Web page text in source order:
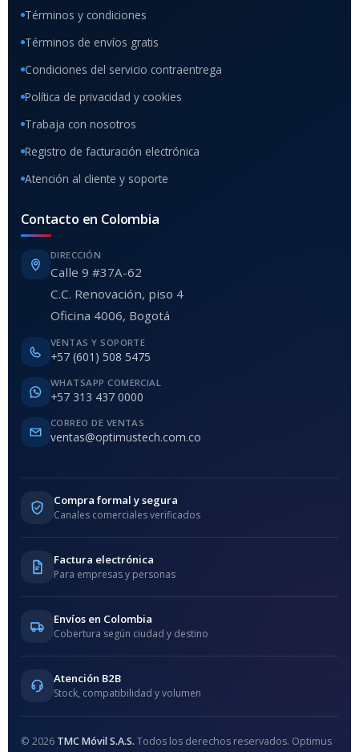
Términos y condiciones
Términos de envíos gratis
Condiciones del servicio contraentrega
Política de privacidad y cookies
Trabaja con nosotros
Registro de facturación electrónica
Atención al cliente y soporte
Contacto en Colombia
DIRECCIÓN
Calle 9 #37A-62
C.C. Renovación, piso 4
Oficina 4006, Bogotá
VENTAS Y SOPORTE
+57 (601) 508 5475
WHATSAPP COMERCIAL
+57 313 437 0000
CORREO DE VENTAS
ventas@optimustech.com.co
Compra formal y segura
Canales comerciales verificados
Factura electrónica
Para empresas y personas
Envíos en Colombia
Cobertura según ciudad y destino
Atención B2B
Stock, compatibilidad y volumen
© 2026 TMC Móvil S.A.S. Todos los derechos reservados. Optimus